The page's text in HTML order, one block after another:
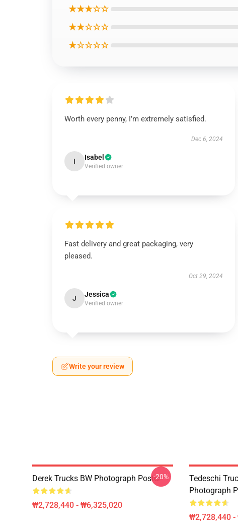
★★★☆☆
★★☆☆☆
★☆☆☆☆
Worth every penny, I’m extremely satisfied.
Dec 6, 2024
I Isabel
Verified owner
Fast delivery and great packaging, very
pleased.
Oct 29, 2024
J Jessica
Verified owner
Write your review
Derek Trucks BW Photograph Poster
₩2,728,440 - ₩6,325,020
-20%
Tedeschi
Photograph
₩2,728,440